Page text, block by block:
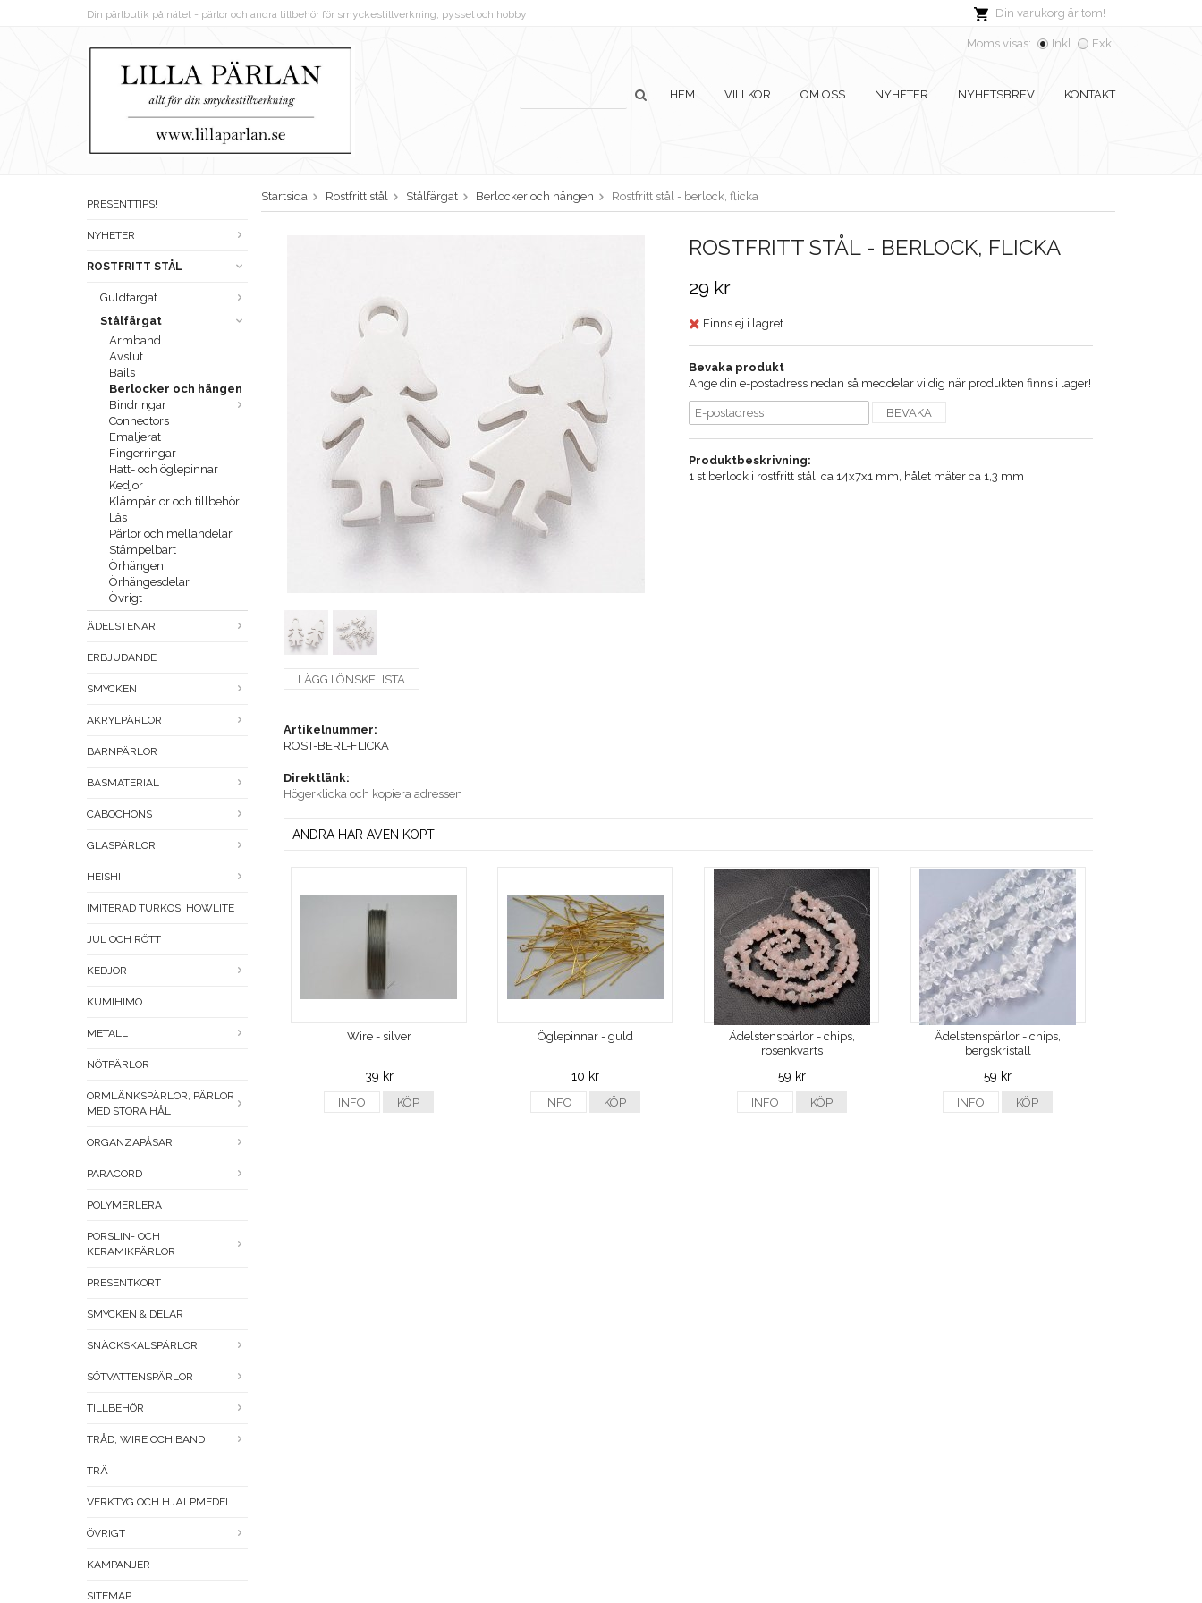
Din varukorg är tom!
Din pärlbutik på nätet - pärlor och andra tillbehör för smyckestillverkning, pyssel och hobby
Moms visas: Inkl Exkl
HEM VILLKOR OM OSS NYHETER NYHETSBREV KONTAKT
PRESENTTIPS!
NYHETER
ROSTFRITT STÅL
Guldfärgat
Stålfärgat
Armband
Avslut
Bails
Berlocker och hängen
Bindringar
Connectors
Emaljerat
Fingerringar
Hatt- och öglepinnar
Kedjor
Klämpärlor och tillbehör
Lås
Pärlor och mellandelar
Stämpelbart
Örhängen
Örhängesdelar
Övrigt
ÄDELSTENAR
ERBJUDANDE
SMYCKEN
AKRYLPÄRLOR
BARNPÄRLOR
BASMATERIAL
CABOCHONS
GLASPÄRLOR
HEISHI
IMITERAD TURKOS, HOWLITE
JUL OCH RÖTT
KEDJOR
KUMIHIMO
METALL
NÖTPÄRLOR
ORMLÄNKSPÄRLOR, PÄRLOR
MED STORA HÅL
ORGANZAPÅSAR
PARACORD
POLYMERLERA
PORSLIN- OCH
KERAMIKPÄRLOR
PRESENTKORT
SMYCKEN & DELAR
SNÄCKSKALSPÄRLOR
SÖTVATTENSPÄRLOR
TILLBEHÖR
TRÅD, WIRE OCH BAND
TRÄ
VERKTYG OCH HJÄLPMEDEL
ÖVRIGT
KAMPANJER
SITEMAP
Startsida Rostfritt stål Stålfärgat Berlocker och hängen Rostfritt stål - berlock, flicka
ROSTFRITT STÅL - BERLOCK, FLICKA
29 kr
Finns ej i lagret
Bevaka produkt
Ange din e-postadress nedan så meddelar vi dig när produkten finns i lager!
BEVAKA
Produktbeskrivning:
1 st berlock i rostfritt stål, ca 14x7x1 mm, hålet mäter ca 1,3 mm
LÄGG I ÖNSKELISTA
Artikelnummer:
ROST-BERL-FLICKA
Direktlänk:
Högerklicka och kopiera adressen
ANDRA HAR ÄVEN KÖPT
Wire - silver
39 kr
INFO KÖP
Öglepinnar - guld
10 kr
INFO KÖP
Ädelstenspärlor - chips,
rosenkvarts
59 kr
INFO KÖP
Ädelstenspärlor - chips,
bergskristall
59 kr
INFO KÖP